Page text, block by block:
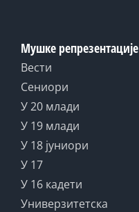
Мушке репрезентације
Вести
Сениори
У 20 млади
У 19 млади
У 18 јуниори
У 17
У 16 кадети
Универзитетска